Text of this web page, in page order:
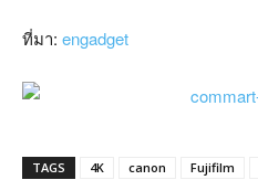
ที่มา: engadget
TAGS 4K canon Fujifilm